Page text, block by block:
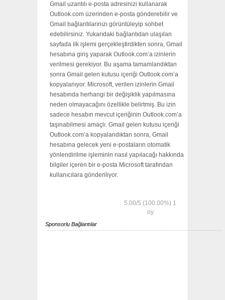
Gmail uzantılı e-posta adresinizi kullanarak
Outlook.com üzerinden e-posta gönderebilir ve
Gmail bağlantılarınızı görüntüleyip sohbet
edebilirsiniz. Yukarıdaki bağlantıdan ulaşılan
sayfada ilk işlemi gerçekleştirdikten sonra, Gmail
hesabına giriş yaparak Outlook.com’a izinlerin
verilmesi gerekiyor. Bu aşama tamamlandıktan
sonra Gmail gelen kutusu içeriği Outlook.com’a
kopyalanıyor. Microsoft, verilen izinlerin Gmail
hesabında herhangi bir değişiklik yapılmasına
neden olmayacağını özellikle belirtmiş. Bu izin
sadece hesabın mevcut içeriğinin Outlook.com’a
taşınabilmesi amaçlı. Gmail gelen kutusu içeriği
Outlook.com’a kopyalandıktan sonra, Gmail
hesabına gelecek yeni e-postaların otomatik
yönlendirilme işleminin nasıl yapılacağı hakkında
bilgiler içeren bir e-posta Microsoft tarafından
kullanıcılara gönderiliyor.
5.00/5 (100.00%) 1
oy
Sponsorlu Bağlantılar